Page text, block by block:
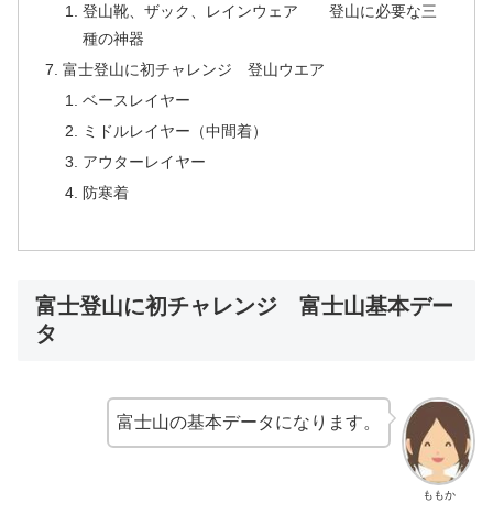
登山靴、ザック、レインウェア 登山に必要な三
種の神器
富士登山に初チャレンジ 登山ウエア
ベースレイヤー
ミドルレイヤー（中間着）
アウターレイヤー
防寒着
富士登山に初チャレンジ 富士山基本デー
タ
ももか
富士山の基本データになります。